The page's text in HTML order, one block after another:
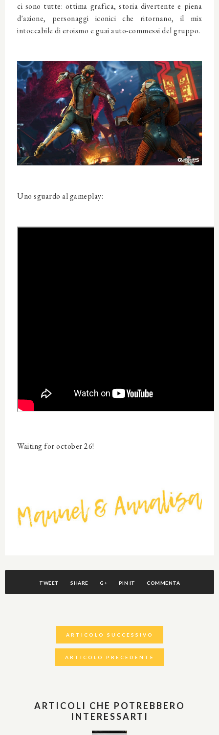
ci sono tutte: ottima grafica, storia divertente e piena
d'azione, personaggi iconici che ritornano, il mix
intoccabile di eroismo e guai auto-commessi del gruppo.
Uno sguardo al gameplay:
Waiting for october 26!
TWEET SHARE G+ PIN IT COMMENTA
ARTICOLO SUCCESSIVO
ARTICOLO PRECEDENTE
ARTICOLI CHE POTREBBERO
INTERESSARTI